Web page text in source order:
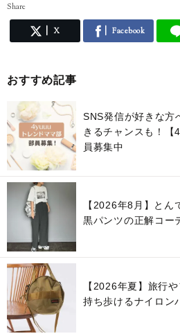
Share
X Facebook
おすすめ記事
SNS発信が好きな方
きるチャンスも！【
員募集中
【2026年8月】と
黒パンツの正解コー
【2026年夏】旅行
持ち歩けるナイロン